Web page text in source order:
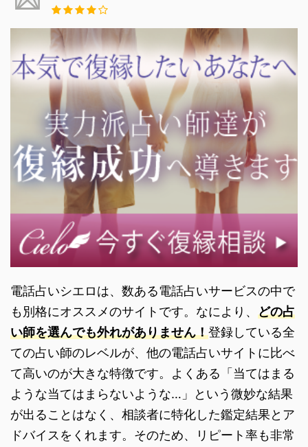
電話占いシエロは、数ある電話占いサービスの中で
も別格にオススメのサイトです。なにより、 どの占
い師を選んでも外れがありません！登録している全
ての占い師のレベルが、他の電話占いサイトに比べ
て高いのが大きな特徴です。よくある「当てはまる
ような当てはまらないような…」という微妙な結果
が出ることはなく、相談者に特化した鑑定結果とア
ドバイスをくれます。そのため、リピート率も非常